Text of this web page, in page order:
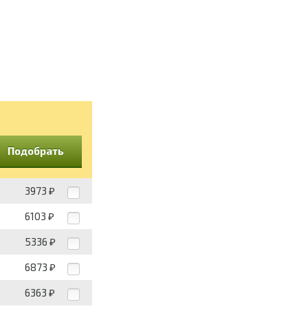
Подобрать
3973 ₽
6103 ₽
5336 ₽
6873 ₽
6363 ₽